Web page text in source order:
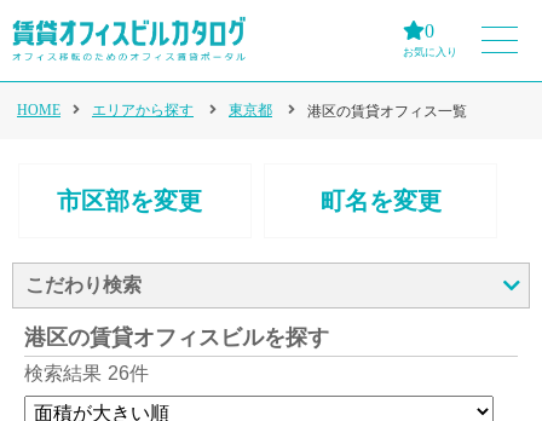
0
お気に入り
HOME エリアから探す 東京都 港区の賃貸オフィス一覧
市区部を変更 町名を変更
こだわり検索
港区の賃貸オフィスビルを探す
検索結果 26件